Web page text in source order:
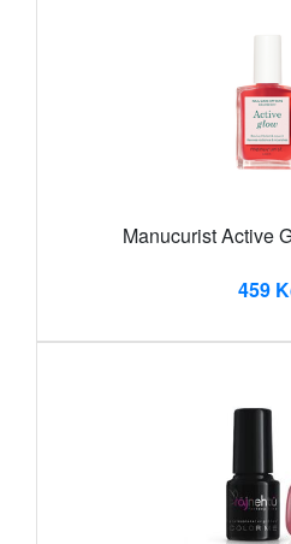
Manucurist Active
459